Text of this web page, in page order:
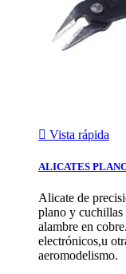
 Vista rápida
ALICATES
Alicate de
plano y cuchillas
alambre en
electrónicos,u
aeromodelismo.